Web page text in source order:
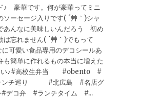
♪ 豪華です。何が豪華ってミニ
ソーセージ入りです( ´艸｀)シャ
あんなに美味しいんだろう 初め
は忘れません( ´艸｀)でもって
可愛い食品専用のデコシールあ
も簡単に作れるもの本当に増えた
い♪#高校生弁当 #obento #
ンチ巡り #北広島 #名店グ
デコ弁 #ランチタイム #...